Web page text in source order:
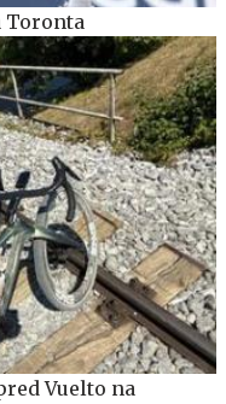
Vuelto na